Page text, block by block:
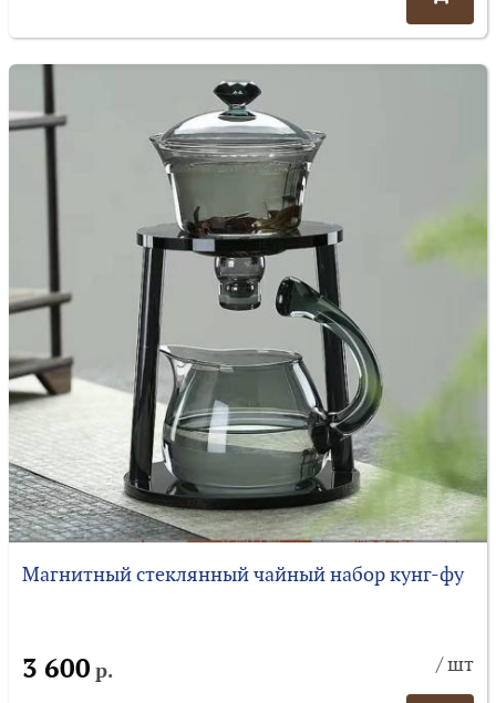
Магнитный стеклянный чайный набор кунг-фу
3 600 р. / шт